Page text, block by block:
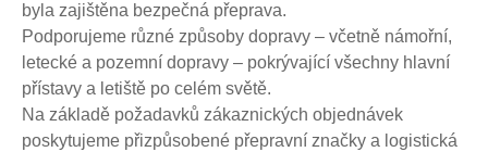
byla zajištěna bezpečná přeprava.
Podporujeme různé způsoby dopravy – včetně námořní,
letecké a pozemní dopravy – pokrývající všechny hlavní
přístavy a letiště po celém světě.
Na základě požadavků zákaznických objednávek
poskytujeme přizpůsobené přepravní značky a logistická